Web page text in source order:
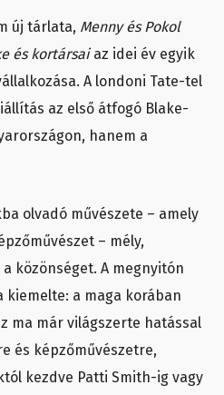
új tárlata, Menny és Pokol
és kortársaiaz idei év egyik
A londoni Tate-tel
az első átfogó Blake-
hanem a
olvadó művészete – amely
– mély,
közönséget. A megnyitón
kiemelte: a maga korában
ma már világszerte hatással
és képzőművészetre,
kezdve Patti Smith-ig vagy